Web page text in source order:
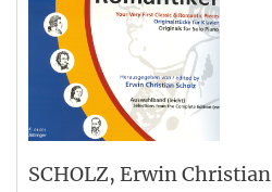
SCHOLZ, Erwin Christian